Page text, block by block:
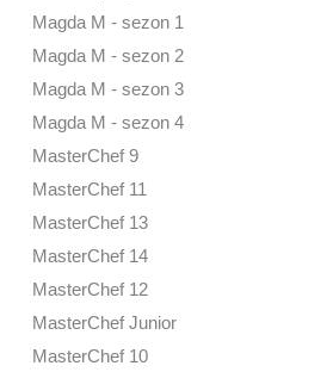
Magda M - sezon 1
Magda M - sezon 2
Magda M - sezon 3
Magda M - sezon 4
MasterChef 9
MasterChef 11
MasterChef 13
MasterChef 14
MasterChef 12
MasterChef Junior
MasterChef 10